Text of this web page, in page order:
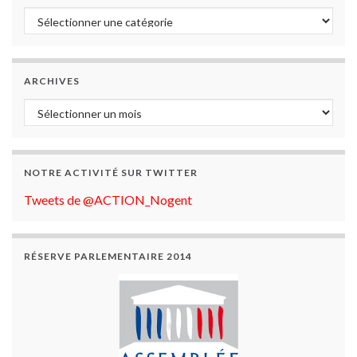
Catégories
ARCHIVES
Archives
NOTRE ACTIVITÉ SUR TWITTER
Tweets de @ACTION_Nogent
RÉSERVE PARLEMENTAIRE 2014